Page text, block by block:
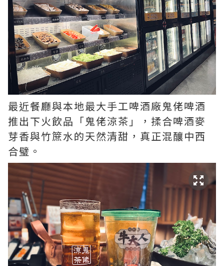
最近餐廳與本地最大手工啤酒廠鬼佬啤酒
推出下火飲品「鬼佬涼茶」，揉合啤酒麥
芽香與竹䉀水的天然清甜，真正混釀中西
合璧。